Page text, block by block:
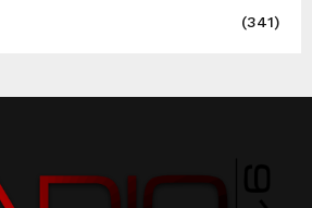
(341)